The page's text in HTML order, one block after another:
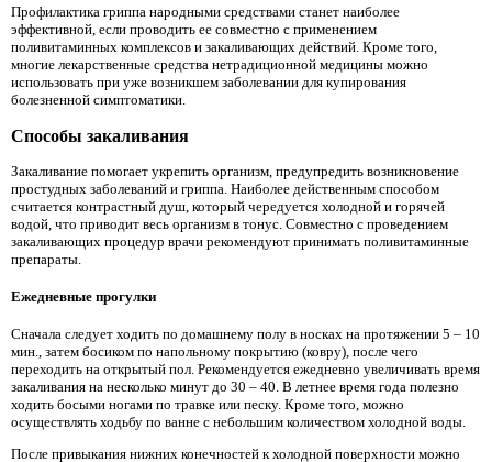
Профилактика гриппа народными средствами станет наиболее
эффективной, если проводить ее совместно с применением
поливитаминных комплексов и закаливающих действий. Кроме того,
многие лекарственные средства нетрадиционной медицины можно
использовать при уже возникшем заболевании для купирования
болезненной симптоматики.
Способы закаливания
Закаливание помогает укрепить организм, предупредить возникновение
простудных заболеваний и гриппа. Наиболее действенным способом
считается контрастный душ, который чередуется холодной и горячей
водой, что приводит весь организм в тонус. Совместно с проведением
закаливающих процедур врачи рекомендуют принимать поливитаминные
препараты.
Ежедневные прогулки
Сначала следует ходить по домашнему полу в носках на протяжении 5 – 10
мин., затем босиком по напольному покрытию (ковру), после чего
переходить на открытый пол. Рекомендуется ежедневно увеличивать время
закаливания на несколько минут до 30 – 40. В летнее время года полезно
ходить босыми ногами по травке или песку. Кроме того, можно
осуществлять ходьбу по ванне с небольшим количеством холодной воды.
После привыкания нижних конечностей к холодной поверхности можно